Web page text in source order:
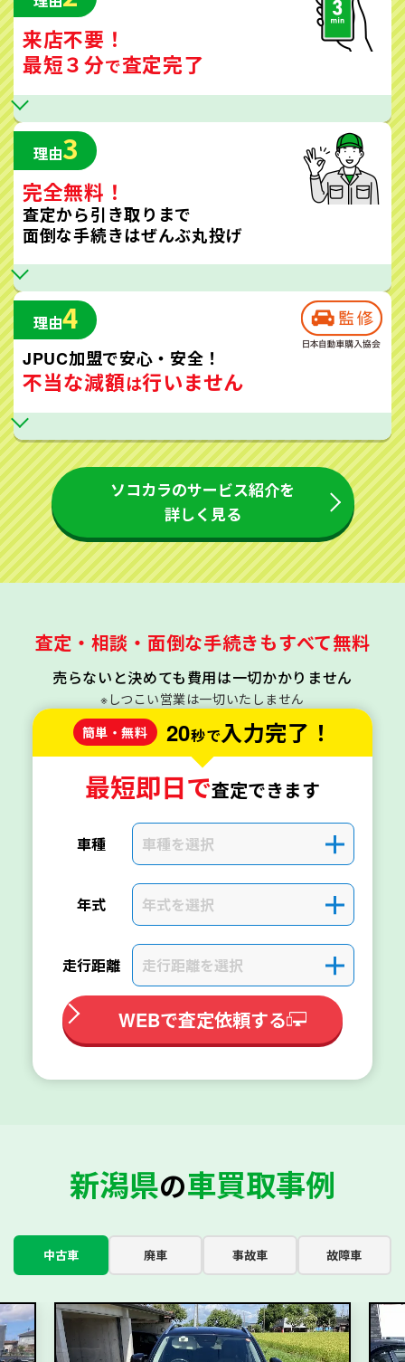
来店不要！
最短３分で査定完了
理由3
完全無料！
査定から引き取りまで
面倒な手続きはぜんぶ丸投げ
理由4
JPUC加盟で安心・安全！
不当な減額は行いません
ソコカラのサービス紹介を
詳しく見る
査定・相談・面倒な手続きもすべて無料
売らないと決めても費用は一切かかりません
※しつこい営業は一切いたしません
簡単・無料
20秒で入力完了！
最短即日で査定できます
車種 車種を選択 ＋
年式 年式を選択 ＋
走行距離 走行距離を選択 ＋
WEBで査定依頼する
新潟県の車買取事例
中古車 廃車 事故車 故障車